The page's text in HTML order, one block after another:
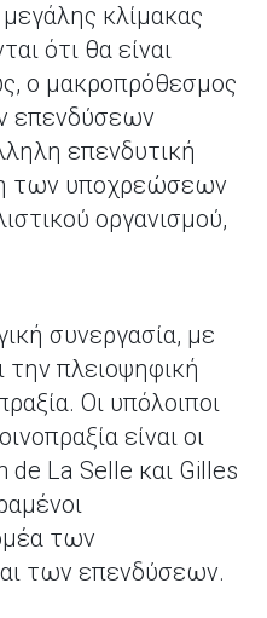
μεγάλης κλίμακας
ότι θα είναι
ο μακροπρόθεσμος
επενδύσεων
επενδυτική
των υποχρεώσεων
οργανισμού,
συνεργασία, με
την πλειοψηφική
Οι υπόλοιποι
είναι οι
de La Selle και Gilles
των
των επενδύσεων.